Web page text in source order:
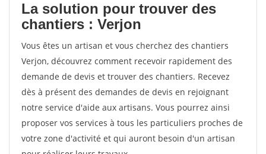
La solution pour trouver des
chantiers : Verjon
Vous êtes un artisan et vous cherchez des chantiers
Verjon, découvrez comment recevoir rapidement des
demande de devis et trouver des chantiers. Recevez
dès à présent des demandes de devis en rejoignant
notre service d'aide aux artisans. Vous pourrez ainsi
proposer vos services à tous les particuliers proches de
votre zone d'activité et qui auront besoin d'un artisan